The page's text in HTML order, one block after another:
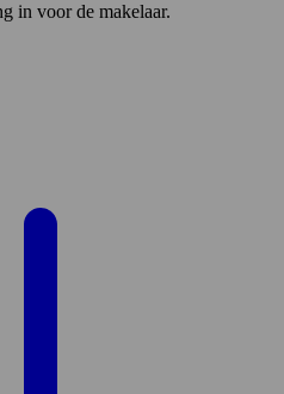
in voor de makelaar.